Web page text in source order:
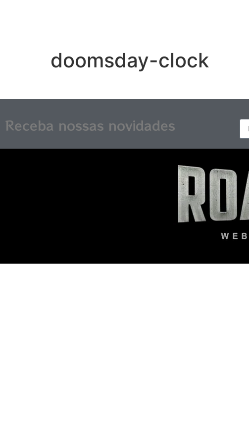
doomsday-clock
Receba nossas novidades